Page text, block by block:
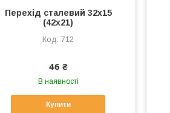
Перехід сталевий 32х15
(42х21)
712
46 ₴
В наявності
Купити